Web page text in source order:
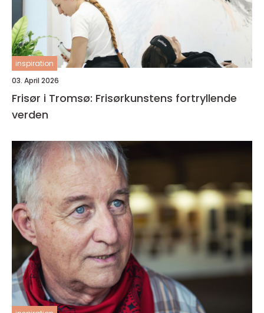
inspiration
03. April 2026
Frisør i Tromsø: Frisørkunstens fortryllende
verden